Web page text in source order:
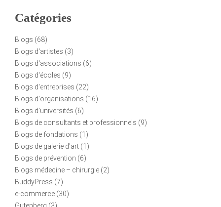
Catégories
Blogs (68)
Blogs d'artistes (3)
Blogs d'associations (6)
Blogs d'écoles (9)
Blogs d'entreprises (22)
Blogs d'organisations (16)
Blogs d'universités (6)
Blogs de consultants et professionnels (9)
Blogs de fondations (1)
Blogs de galerie d'art (1)
Blogs de prévention (6)
Blogs médecine – chirurgie (2)
BuddyPress (7)
e-commerce (30)